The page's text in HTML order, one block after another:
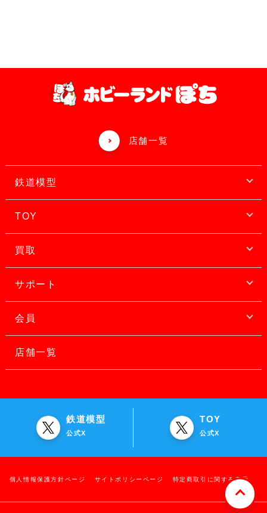
店舗一覧
鉄道模型
TOY
買取
サポート
会員
店舗一覧
鉄道模型
公式X
TOY
公式X
個人情報保護方針ページ サイトポリシーページ 特定商取引に関する表示